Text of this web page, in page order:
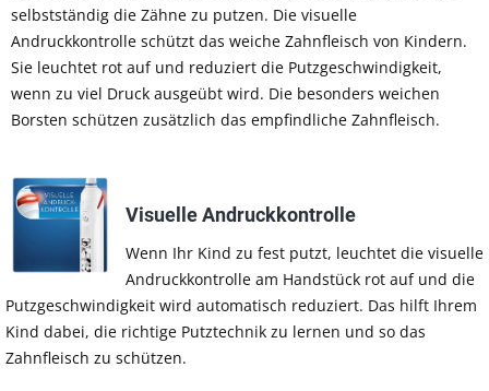
selbstständig die Zähne zu putzen. Die visuelle
Andruckkontrolle schützt das weiche Zahnfleisch von Kindern.
Sie leuchtet rot auf und reduziert die Putzgeschwindigkeit,
wenn zu viel Druck ausgeübt wird. Die besonders weichen
Borsten schützen zusätzlich das empfindliche Zahnfleisch.
Visuelle Andruckkontrolle
Wenn Ihr Kind zu fest putzt, leuchtet die visuelle
Andruckkontrolle am Handstück rot auf und die
Putzgeschwindigkeit wird automatisch reduziert. Das hilft Ihrem
Kind dabei, die richtige Putztechnik zu lernen und so das
Zahnfleisch zu schützen.